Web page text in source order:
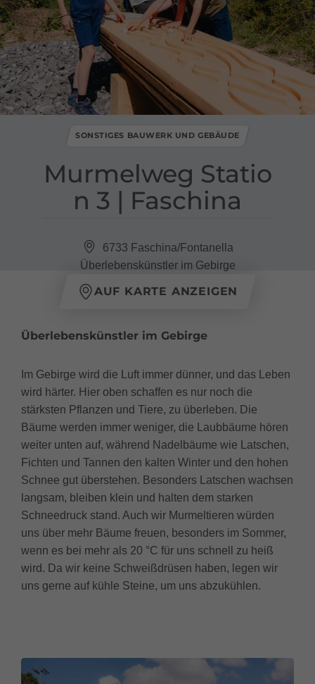
Murmelweg Statio
n 3 ​|​ Faschina
SONSTIGES BAUWERK UND GEBÄUDE
6733 Faschina/Fontanella
Überlebenskünstler im Gebirge
AUF KARTE ANZEIGEN
Überlebenskünstler im Gebirge
Im Gebirge wird die Luft immer dünner, und das Leben
wird härter. Hier oben schaffen es nur noch die
stärksten Pflanzen und Tiere, zu überleben. Die
Bäume werden immer weniger, die Laubbäume hören
weiter unten auf, während Nadelbäume wie Latschen,
Fichten und Tannen den kalten Winter und den hohen
Schnee gut überstehen. Besonders Latschen wachsen
langsam, bleiben klein und halten dem starken
Schneedruck stand. Auch wir Murmeltieren würden
uns über mehr Bäume freuen, besonders im Sommer,
wenn es bei mehr als 20 °C für uns schnell zu heiß
wird. Da wir keine Schweißdrüsen haben, legen wir
uns gerne auf kühle Steine, um uns abzukühlen.